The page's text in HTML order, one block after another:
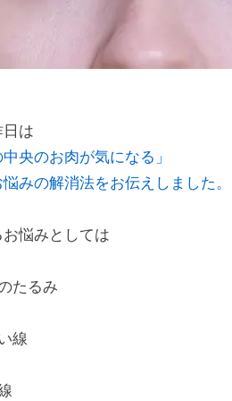
日は
中央のお肉が気になる」
みの解消法をお伝えしました。
お悩みとしては
たるみ
線